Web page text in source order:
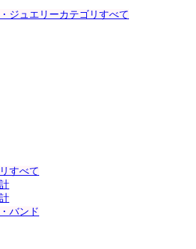
ジュエリーカテゴリすべて
すべて
バンド